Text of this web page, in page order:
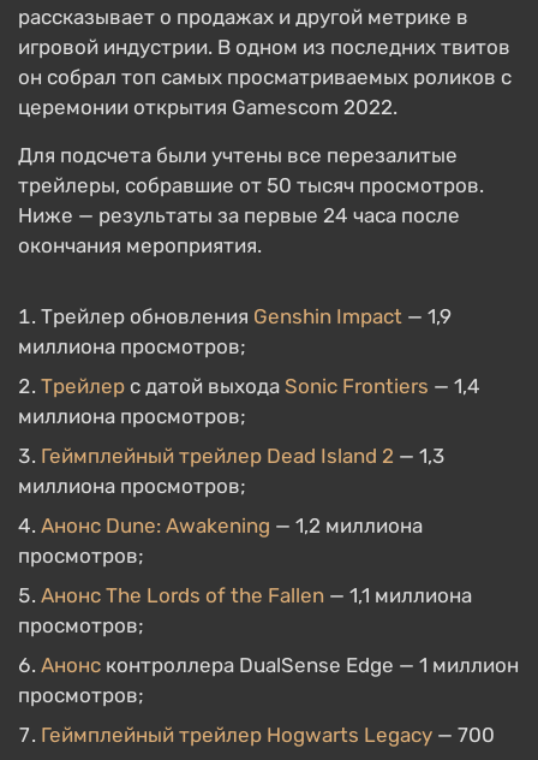
рассказывает о продажах и другой метрике в
игровой индустрии. В одном из последних твитов
он собрал топ самых просматриваемых роликов с
церемонии открытия Gamescom 2022.
Для подсчета были учтены все перезалитые
трейлеры, собравшие от 50 тысяч просмотров.
Ниже — результаты за первые 24 часа после
окончания мероприятия.
Трейлер обновления Genshin Impact — 1,9
миллиона просмотров;
Трейлер с датой выхода Sonic Frontiers — 1,4
миллиона просмотров;
Геймплейный трейлер Dead Island 2 — 1,3
миллиона просмотров;
Анонс Dune: Awakening — 1,2 миллиона
просмотров;
Анонс The Lords of the Fallen — 1,1 миллиона
просмотров;
Анонс контроллера DualSense Edge — 1 миллион
просмотров;
Геймплейный трейлер Hogwarts Legacy — 700